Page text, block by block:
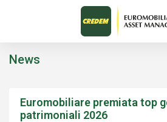
News
Euromobiliare premiata top
patrimoniali 2026